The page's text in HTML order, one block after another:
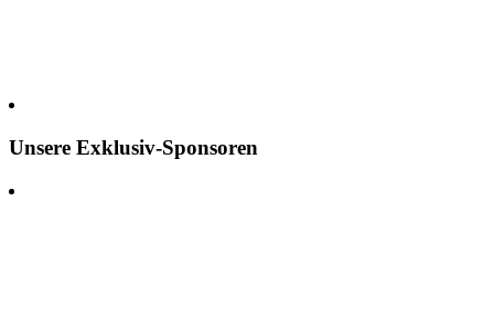
Unsere Exklusiv-Sponsoren